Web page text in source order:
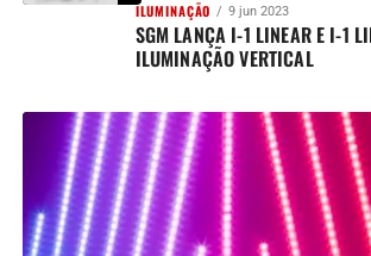
ILUMINAÇÃO 9 jun 2023
SGM LANÇA I-1 LINEAR E I-1
ILUMINAÇÃO VERTICAL